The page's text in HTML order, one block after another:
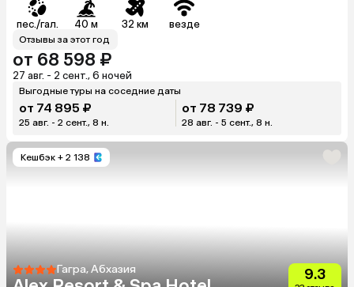
пес./гал. 40 м 32 км везде
Отзывы за этот год
от 68 598 ₽
27 авг. - 2 сент., 6 ночей
Выгодные туры на соседние даты
от 74 895 ₽
25 авг. - 2 сент., 8 н.
от 78 739 ₽
28 авг. - 5 сент., 8 н.
Кешбэк + 2 138
Гагра, Абхазия 9.3